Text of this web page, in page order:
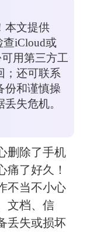
本文提供
查iCloud或
用第三方工
；还可联系
份和谨慎操
失危机。
删除了手机
痛了好久！
不当不小心
文档、信
丢失或损坏